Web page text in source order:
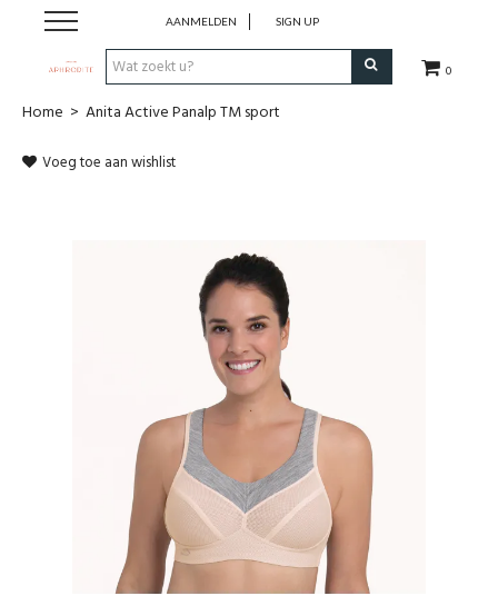
0
AANMELDEN SIGN UP
Home
Home > Anita Active Panalp TM sport
Voeg toe aan wishlist